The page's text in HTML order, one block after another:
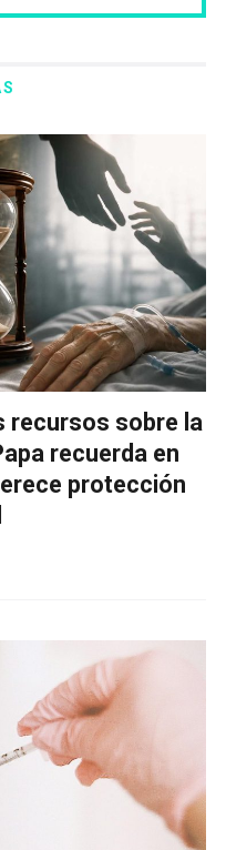
recursos sobre la
recuerda en
protección